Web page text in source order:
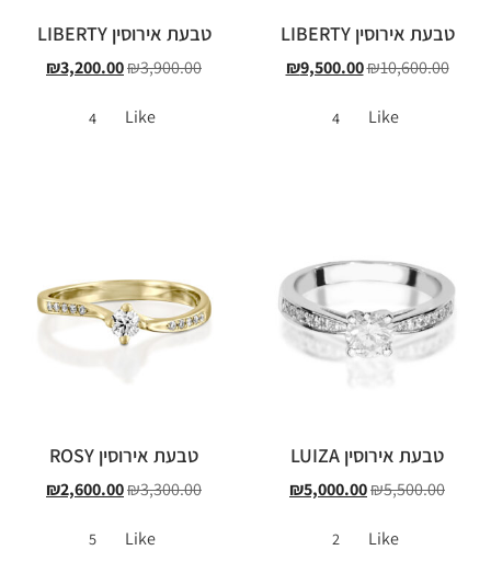
טבעת אירוסין LIBERTY
₪10,600.00
₪9,500.00
Like
4
טבעת אירוסין LIBERTY
₪3,900.00
₪3,200.00
Like
4
טבעת אירוסין LUIZA
₪5,500.00
₪5,000.00
Like
2
טבעת אירוסין ROSY
₪3,300.00
₪2,600.00
Like
5